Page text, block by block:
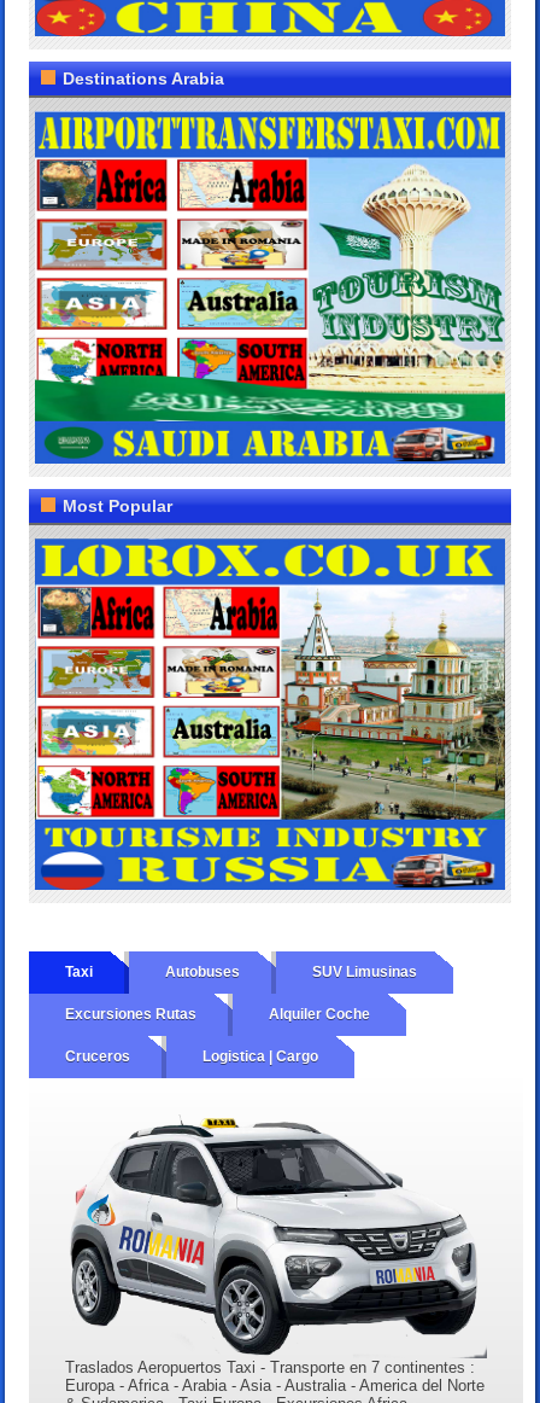
Destinations Arabia
Most Popular
Taxi Autobuses SUV Limusinas
Excursiones Rutas Alquiler Coche
Cruceros Logistica | Cargo
Traslados Aeropuertos Taxi - Transporte en 7 continentes :
Europa - Africa - Arabia - Asia - Australia - America del Norte